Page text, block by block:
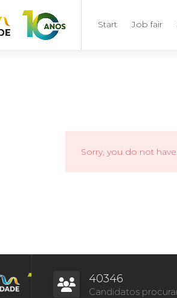
Start Job fair
Sorry, you do not
40346
Candidatos